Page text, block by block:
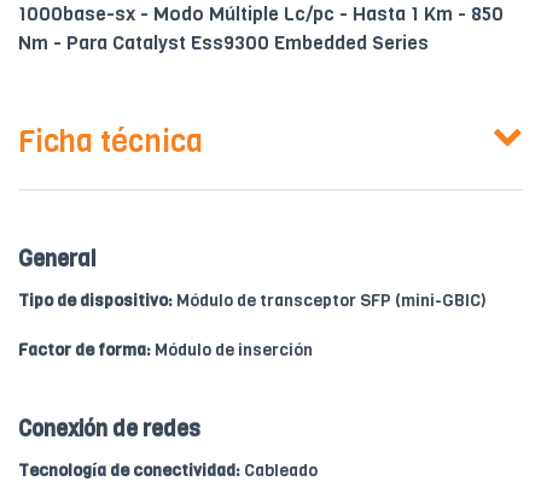
1000base-sx - Modo Múltiple Lc/pc - Hasta 1 Km - 850
Nm - Para Catalyst Ess9300 Embedded Series
Ficha técnica
General
Tipo de dispositivo: Módulo de transceptor SFP (mini-GBIC)
Factor de forma: Módulo de inserción
Conexión de redes
Tecnología de conectividad: Cableado